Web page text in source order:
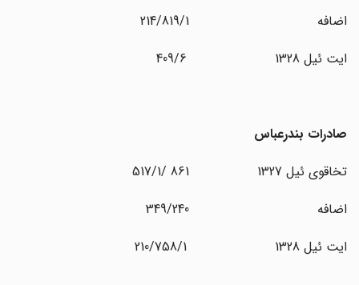
اضافه 214/819/1
ایت ئیل 1328 409/6
صادرات بندرعباس
تخاقوی ئیل 1327 861 /517/1
اضافه 349/240
ایت ئیل 1328 210/758/1